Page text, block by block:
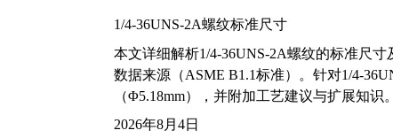
1/4-36UNS-2A螺纹标准尺寸
本文详细解析1/4-36UNS-2A螺纹的标准尺
数据来源（ASME B1.1标准）。针对1/4-
（Φ5.18mm），并附加工艺建议与扩展知识。
2026年8月4日